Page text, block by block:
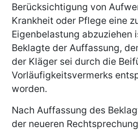
Berücksichtigung von
Krankheit oder Pflege eine
Eigenbelastung abzuziehen
Beklagte der Auffassung,
der Kläger sei durch die
Vorläufigkeitsvermerks
worden.
Nach Auffassung des
der neueren